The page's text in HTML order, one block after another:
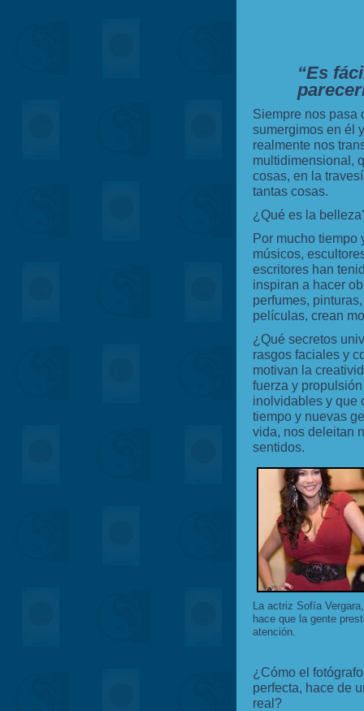
“Es
Siempre nos pasa
sumergimos en él
realmente nos
multidimensional,
cosas, en la
tantas cosas.
¿Qué es la
Por mucho tiempo
músicos,
escritores han
inspiran a hacer
perfumes,
películas, crean
¿Qué secretos
rasgos faciales y
motivan la
fuerza y
inolvidables y que
tiempo y nuevas
vida, nos deleitan
sentidos.
La actriz Sofía Vergara,
hace que la gente
atención.
¿Cómo el
perfecta, hace de
real?